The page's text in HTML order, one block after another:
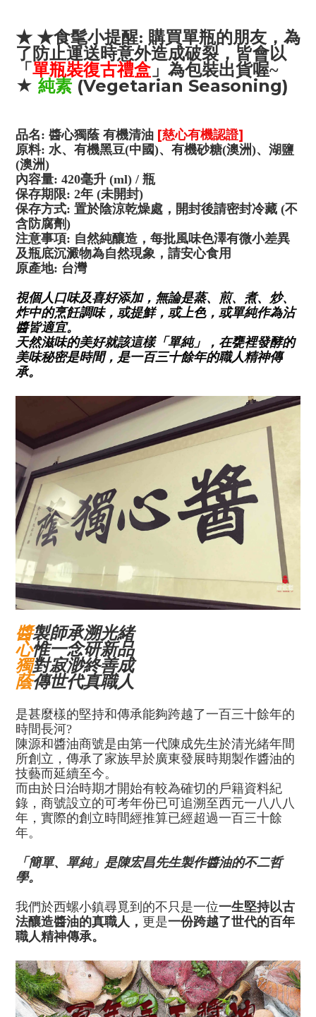
★ ★食髦小提醒: 購買單瓶的朋友 ，為
了防止運送時意外造成破裂，皆會以
「 單瓶裝復古禮盒 」 為包裝出貨喔~
★ 純素 (Vegetarian Seasoning)
品名: 醬心獨蔭 有機清油 [慈心有機認證]
原料: 水、有機黑豆(中國)、有機砂糖(澳洲)、湖鹽
(澳洲)
內容量: 420毫升 (ml) / 瓶
保存期限: 2年 (未開封)
保存方式: 置於陰涼乾燥處，開封後請密封冷藏 (不
含防腐劑)
注意事項: 自然純釀造，每批風味色澤有微小差異
及瓶底沉澱物為自然現象，請安心食用
原產地: 台灣
視個人口味及喜好添加，無論是蒸、煎、煮、炒、
炸中的烹飪調味，或提鮮，或上色，或單純作為沾
醬皆適宜。
天然滋味的美好就該這樣「單純」，在甕裡發酵的
美味秘密是時間，是一百三十餘年的職人精神傳
承。
醬製師承溯光緒
心惟一念研新品
獨對寂渺終善成
蔭傳世代真職人
是甚麼樣的堅持和傳承能夠跨越了一百三十餘年的
時間長河?
陳源和醬油商號是由第一代陳成先生於清光緒年間
所創立，傳承了家族早於廣東發展時期製作醬油的
技藝而延續至今。
而由於日治時期才開始有較為確切的戶籍資料紀
錄，商號設立的可考年份已可追溯至西元一八八八
年，實際的創立時間經推算已經超過一百三十餘
年。
「簡單、單純」是陳宏昌先生製作醬油的不二哲
學。
我們於西螺小鎮尋覓到的不只是一位一生堅持以古
法釀造醬油的真職人， 更是一份跨越了世代的百年
職人精神傳承。